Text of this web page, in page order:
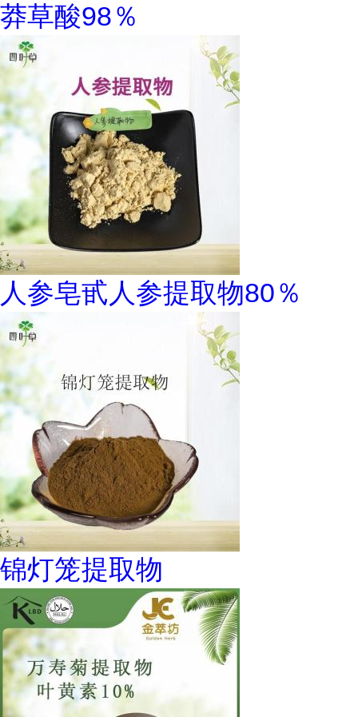
莽草酸98％
人参皂甙人参提取物80％
锦灯笼提取物